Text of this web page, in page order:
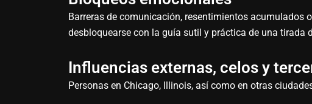
Barreras de comunicación, resentimientos acumulados
desbloquearse con la guía sutil y práctica de una tirada
Influencias externas, celos y
Personas en Chicago, Illinois, así como en otras